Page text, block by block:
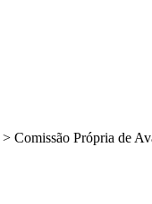
> Comissão Própria de